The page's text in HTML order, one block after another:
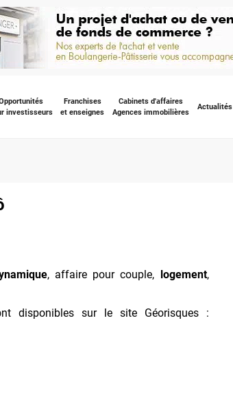
investisseurs
Franchises
et enseignes
Cabinets d'affaires
Agences immobilières
Actualités
, affaire pour couple, logement,
disponibles sur le site Géorisques :